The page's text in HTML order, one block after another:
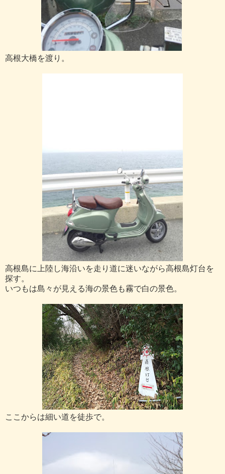
高根大橋を渡り。
高根島に上陸し海沿いを走り道に迷いながら高根島灯台を
探す。
いつもは島々が見える海の景色も霧で白の景色。
ここからは細い道を徒歩で。